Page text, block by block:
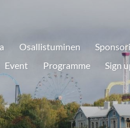
Osallistuminen
Event Programme Sign